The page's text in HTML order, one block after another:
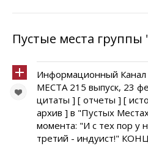
Пустые места группы
Информационный
МЕСТА 215 выпуск, 23
цитаты ] [ отчеты ] [
архив ] в "Пустых
момента: "И с тех пор у
третий - индуист!"